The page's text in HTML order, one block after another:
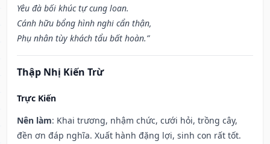
Yêu đà bối khúc tự cung loan.
Cánh hữu bổng hình nghi cẩn thận,
Phụ nhân tùy khách tẩu bất hoàn.”
Thập Nhị Kiến Trừ
Trực Kiến
Nên làm: Khai trương, nhậm chức, cưới hỏi, trồng cây,
đền ơn đáp nghĩa. Xuất hành đặng lợi, sinh con rất tốt.